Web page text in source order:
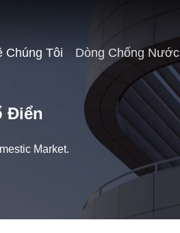
Chúng Tôi Dòng Chống Nước
Điển
Market.